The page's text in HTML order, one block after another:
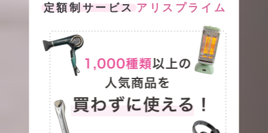
定額制サービス アリスプライム